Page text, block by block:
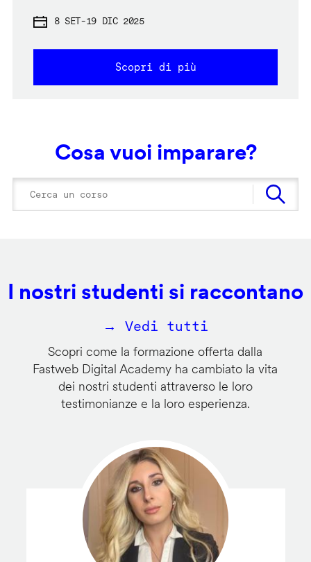
8 SET-19 DIC 2025
Scopri di più
Cosa vuoi imparare?
I nostri studenti si raccontano
→ Vedi tutti
Scopri come la formazione offerta dalla
Fastweb Digital Academy ha cambiato la vita
dei nostri studenti attraverso le loro
testimonianze e la loro esperienza.